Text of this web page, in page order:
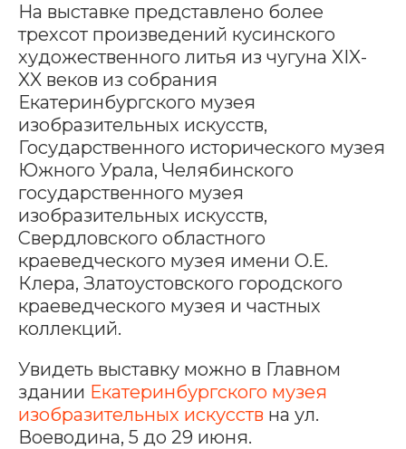
На выставке представлено более
трехсот произведений кусинского
художественного литья из чугуна XIX-
XX веков из собрания
Екатеринбургского музея
изобразительных искусств,
Государственного исторического музея
Южного Урала, Челябинского
государственного музея
изобразительных искусств,
Свердловского областного
краеведческого музея имени О.Е.
Клера, Златоустовского городского
краеведческого музея и частных
коллекций.
Увидеть выставку можно в Главном
здании Екатеринбургского музея
изобразительных искусств на ул.
Воеводина, 5 до 29 июня.